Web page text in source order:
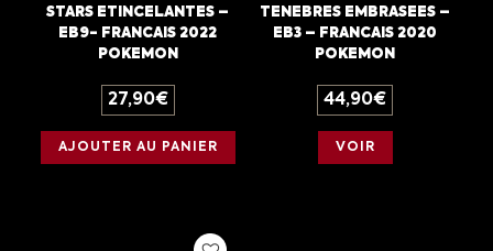
STARS ETINCELANTES –
EB9- FRANCAIS 2022
POKEMON
27,90€
AJOUTER AU PANIER
TENEBRES EMBRASEES –
EB3 – FRANCAIS 2020
POKEMON
44,90€
VOIR